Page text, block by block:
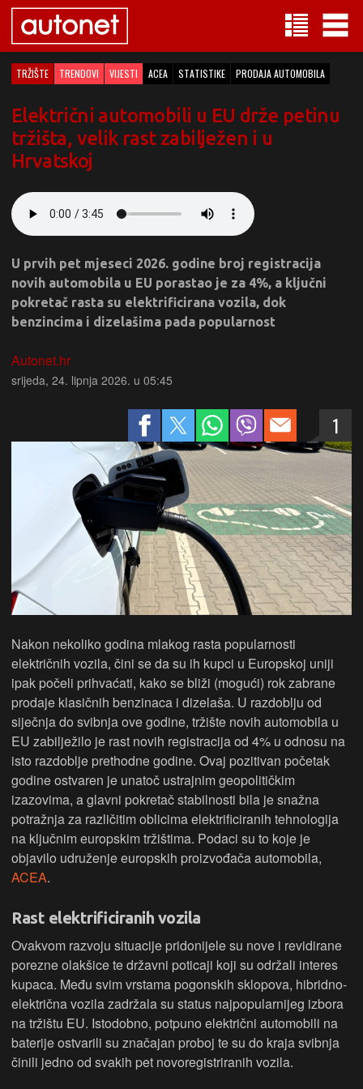
TRŽIŠTE TRENDOVI VIJESTI ACEA STATISTIKE PRODAJA AUTOMOBILA
Električni automobili u EU drže petinu
tržišta, velik rast zabilježen i u
Hrvatskoj
U prvih pet mjeseci 2026. godine broj registracija
novih automobila u EU porastao je za 4%, a ključni
pokretač rasta su elektrificirana vozila, dok
benzincima i dizelašima pada popularnost
Autonet.hr
srijeda, 24. lipnja 2026. u 05:45
1
Nakon nekoliko godina mlakog rasta popularnosti
električnih vozila, čini se da su ih kupci u Europskoj uniji
ipak počeli prihvaćati, kako se bliži (mogući) rok zabrane
prodaje klasičnih benzinaca i dizelaša. U razdoblju od
siječnja do svibnja ove godine, tržište novih automobila u
EU zabilježilo je rast novih registracija od 4% u odnosu na
isto razdoblje prethodne godine. Ovaj pozitivan početak
godine ostvaren je unatoč ustrajnim geopolitičkim
izazovima, a glavni pokretač stabilnosti bila je snažna
potražnja za različitim oblicima elektrificiranih tehnologija
na ključnim europskim tržištima. Podaci su to koje je
objavilo udruženje europskih proizvođača automobila,
ACEA.
Rast elektrificiranih vozila
Ovakvom razvoju situacije pridonijele su nove i revidirane
porezne olakšice te državni poticaji koji su održali interes
kupaca. Među svim vrstama pogonskih sklopova, hibridno-
električna vozila zadržala su status najpopularnijeg izbora
na tržištu EU. Istodobno, potpuno električni automobili na
baterije ostvarili su značajan proboj te su do kraja svibnja
činili jedno od svakih pet novoregistriranih vozila.